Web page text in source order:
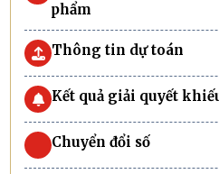
phẩm
Thông tin dự toán
Kết quả giải quyết
Chuyển đổi số